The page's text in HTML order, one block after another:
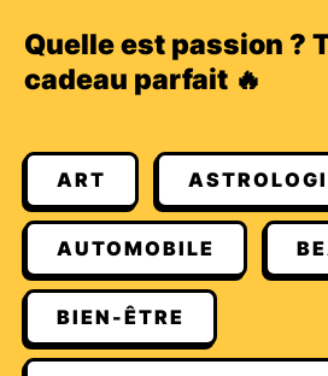
Quelle est passion ?
cadeau parfait 🔥
ART
AUTOMOBILE
BIEN-ÊTRE